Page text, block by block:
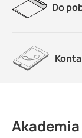
Do